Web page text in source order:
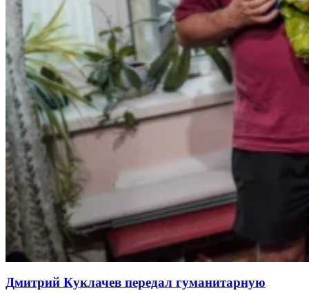
Дмитрий Куклачев передал гуманитарную